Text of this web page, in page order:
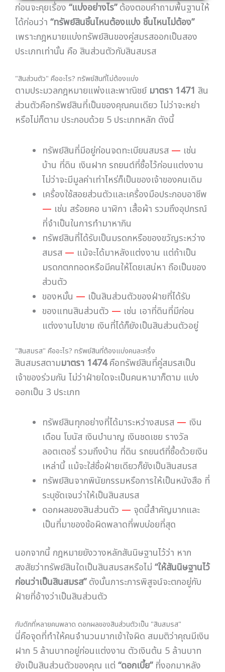
ก่อนจะคุยเรื่อง “แบ่งอย่างไร”ต้องตอบคำถามพื้นฐานให้
ได้ก่อนว่า “ทรัพย์สินชิ้นไหนต้องแบ่ง ชิ้นไหนไม่ต้อง”
เพราะกฎหมายแบ่งทรัพย์สินของคู่สมรสออกเป็นสอง
ประเภทเท่านั้น คือ สินส่วนตัวกับสินสมรส
"สินส่วนตัว" คืออะไร? ทรัพย์สินที่ไม่ต้องแบ่ง
ตามประมวลกฎหมายแพ่งและพาณิชย์ มาตรา 1471 สิน
ส่วนตัวคือทรัพย์สินที่เป็นของคุณคนเดียว ไม่ว่าจะหย่า
หรือไม่ก็ตาม ประกอบด้วย 5 ประเภทหลัก ดังนี้
ทรัพย์สินที่มีอยู่ก่อนจดทะเบียนสมรส — เช่น
บ้าน ที่ดิน เงินฝาก รถยนต์ที่ซื้อไว้ก่อนแต่งงาน
ไม่ว่าจะมีมูลค่าเท่าไหร่ก็เป็นของเจ้าของคนเดิม
เครื่องใช้สอยส่วนตัวและเครื่องมือประกอบอาชีพ
— เช่น สร้อยคอ นาฬิกา เสื้อผ้า รวมถึงอุปกรณ์
ที่จำเป็นในการทำมาหากิน
ทรัพย์สินที่ได้รับเป็นมรดกหรือของขวัญระหว่าง
สมรส — แม้จะได้มาหลังแต่งงาน แต่ถ้าเป็น
มรดกตกทอดหรือมีคนให้โดยเสน่หา ถือเป็นของ
ส่วนตัว
ของหมั้น — เป็นสินส่วนตัวของฝ่ายที่ได้รับ
ของแทนสินส่วนตัว — เช่น เอาที่ดินที่มีก่อน
แต่งงานไปขาย เงินที่ได้ก็ยังเป็นสินส่วนตัวอยู่
"สินสมรส" คืออะไร? ทรัพย์สินที่ต้องแบ่งคนละครึ่ง
สินสมรสตามมาตรา 1474คือทรัพย์สินที่คู่สมรสเป็น
เจ้าของร่วมกัน ไม่ว่าฝ่ายใดจะเป็นคนหามาก็ตาม แบ่ง
ออกเป็น 3 ประเภท
ทรัพย์สินทุกอย่างที่ได้มาระหว่างสมรส — เงิน
เดือน โบนัส เงินบำนาญ เงินชดเชย รางวัล
ลอตเตอรี่ รวมถึงบ้าน ที่ดิน รถยนต์ที่ซื้อด้วยเงิน
เหล่านี้ แม้จะใส่ชื่อฝ่ายเดียวก็ยังเป็นสินสมรส
ทรัพย์สินจากพินัยกรรมหรือการให้เป็นหนังสือ ที่
ระบุชัดเจนว่าให้เป็นสินสมรส
ดอกผลของสินส่วนตัว — จุดนี้สำคัญมากและ
เป็นที่มาของข้อผิดพลาดที่พบบ่อยที่สุด
นอกจากนี้ กฎหมายยังวางหลักสันนิษฐานไว้ว่า หาก
สงสัยว่าทรัพย์สินใดเป็นสินสมรสหรือไม่ “ให้สันนิษฐานไว้
ก่อนว่าเป็นสินสมรส”ดังนั้นภาระการพิสูจน์จะตกอยู่กับ
ฝ่ายที่อ้างว่าเป็นสินส่วนตัว
กับดักที่หลายคนพลาด ดอกผลของสินส่วนตัวเป็น "สินสมรส"
นี่คือจุดที่ทำให้คนจำนวนมากเข้าใจผิด สมมติว่าคุณมีเงิน
ฝาก 5 ล้านบาทอยู่ก่อนแต่งงาน ตัวเงินต้น 5 ล้านบาท
ยังเป็นสินส่วนตัวของคุณ แต่ “ดอกเบี้ย”ที่งอกมาหลัง